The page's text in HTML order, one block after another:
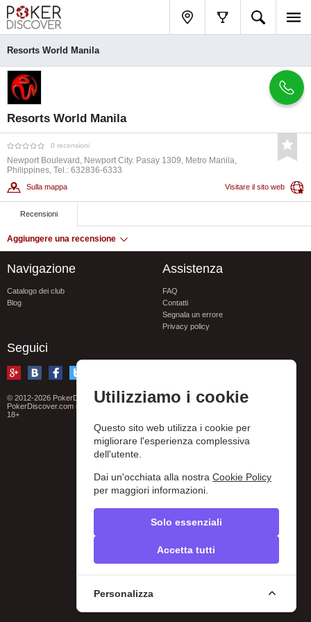
Resorts World Manila
Resorts World Manila
0 recensioni
Newport Boulevard, Newport City. Pasay 1309, Metro Manila,
Philippines, Tel.: 632836-6333
Sulla mappa Visitare il sito web
Recensioni
Aggiungere una recensione
Navigazione
Catalogo dei club
Blog
Assistenza
FAQ
Contatti
Segnala un errore
Privacy policy
Seguici
© 2012-2026 PokerDiscover.com. Tutti i diritti riservati.
PokerDiscover.com non è un organizzatore di giochi. Il sito è solo a scopo informativo.
18+
Utilizziamo i cookie
Questo sito web utilizza i cookie per
migliorare l'esperienza complessiva
dell'utente.
Dai un'occhiata alla nostraCookie Policy
per maggiori informazioni.
Solo essenziali
Accetta tutti
Personalizza